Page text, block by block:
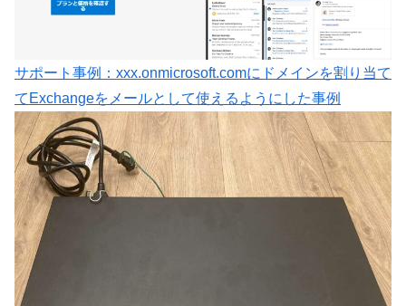
サポート事例：xxx.onmicrosoft.comにドメインを割り当て
てExchangeをメールとして使えるようにした事例